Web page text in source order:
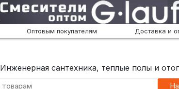
Оптовым покупателям Доставка и
Инженерная сантехника, теплые полы и